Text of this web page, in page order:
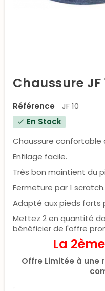
Chaussure JF
Référence JF 10
check En Stock
Chaussure confortable
Enfilage facile.
Très bon maintient du
Fermeture par 1 scratch.
Adapté aux pieds forts
Mettez 2 en quantité
bénéficier de l'offre
La
Offre Limitée à